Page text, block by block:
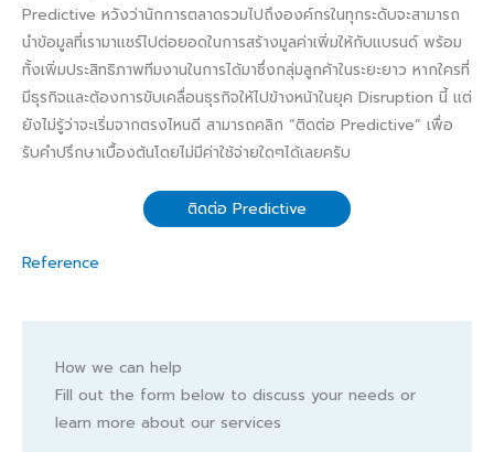
Predictive หวังว่านักการตลาดรวมไปถึงองค์กรในทุกระดับจะสามารถ
นำข้อมูลที่เรามาแชร์ไปต่อยอดในการสร้างมูลค่าเพิ่มให้กับแบรนด์ พร้อม
ทั้งเพิ่มประสิทธิภาพทีมงานในการได้มาซึ่งกลุ่มลูกค้าในระยะยาว หากใครที่
มีธุรกิจและต้องการขับเคลื่อนธุรกิจให้ไปข้างหน้าในยุค Disruption นี้ แต่
ยังไม่รู้ว่าจะเริ่มจากตรงไหนดี สามารถคลิก “ติดต่อ Predictive” เพื่อ
รับคำปรึกษาเบื้องต้นโดยไม่มีค่าใช้จ่ายใดๆได้เลยครับ
ติดต่อ Predictive
Reference
How we can help
Fill out the form below to discuss your needs or
learn more about our services